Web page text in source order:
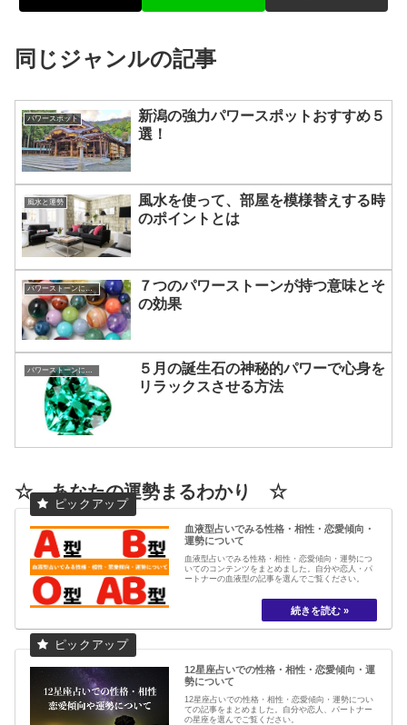
同じジャンルの記事
パワースポット
新潟の強力パワースポットおすすめ５
選！
風水と運勢
風水を使って、部屋を模様替えする時
のポイントとは
パワーストーンについて
７つのパワーストーンが持つ意味とそ
の効果
パワーストーンについて
５月の誕生石の神秘的パワーで心身を
リラックスさせる方法
☆ あなたの運勢まるわかり ☆
血液型占いでみる性格・相性・恋愛傾向・
運勢について
血液型占いでみる性格・相性・恋愛傾向・運勢につ
いてのコンテンツをまとめました。自分や恋人・パ
ートナーの血液型の記事を選んでご覧ください。
12星座占いでの性格・相性・恋愛傾向・運
勢について
12星座占いでの性格・相性・恋愛傾向・運勢につい
ての記事をまとめました。自分や恋人、パートナー
の星座を選んでご覧ください。